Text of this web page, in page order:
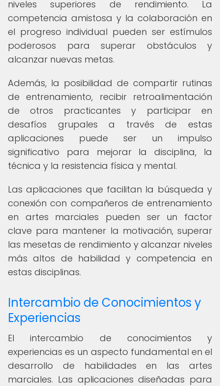
niveles superiores de rendimiento. La
competencia amistosa y la colaboración en
el progreso individual pueden ser estímulos
poderosos para superar obstáculos y
alcanzar nuevas metas.
Además, la posibilidad de compartir rutinas
de entrenamiento, recibir retroalimentación
de otros practicantes y participar en
desafíos grupales a través de estas
aplicaciones puede ser un impulso
significativo para mejorar la disciplina, la
técnica y la resistencia física y mental.
Las aplicaciones que facilitan la búsqueda y
conexión con compañeros de entrenamiento
en artes marciales pueden ser un factor
clave para mantener la motivación, superar
las mesetas de rendimiento y alcanzar niveles
más altos de habilidad y competencia en
estas disciplinas.
Intercambio de Conocimientos y
Experiencias
El intercambio de conocimientos y
experiencias es un aspecto fundamental en el
desarrollo de habilidades en las artes
marciales. Las aplicaciones diseñadas para